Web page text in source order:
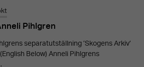
Pihlgren
separatutställning ’Skogens Arkiv’
Below) Anneli Pihlgrens